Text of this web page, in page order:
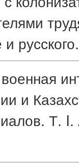
русского.
и
Т.